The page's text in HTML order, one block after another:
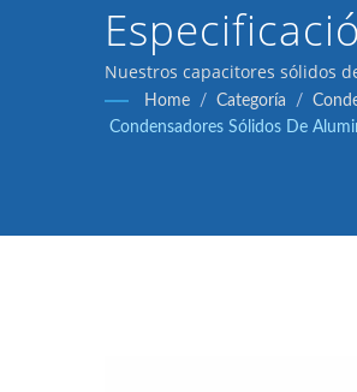
125℃,
Capacitores
Nuestros capacitores sólidos
reguladores de voltaje y
Home / Categoría /
Condensadores Sólidos De